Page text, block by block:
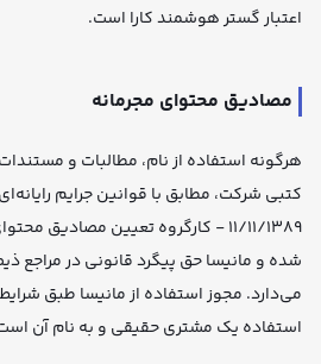
اعتبار گستر هوشمند کارا است.
مصادیق محتوای مجرمانه
هرگونه استفاده از نام، مطالبات و
کتبی شرکت، مطابق با قوانین جرایم
11/11/1389 - کارگروه تعیین مصادیق
شده و مانیسا حق پیگرد قانونی در مراجع
می‌دارد. مجوز استفاده از مانیسا طبق
استفاده یک مشتری حقیقی و به نام آن